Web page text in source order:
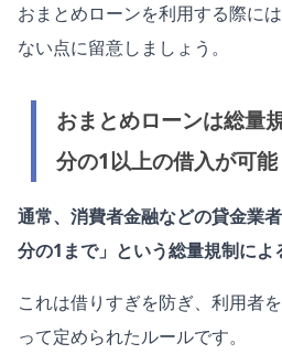
おまとめローンを利用する際に
ない点に留意しましょう。
おまとめローンは総量
分の1以上の借入が可能
通常、消費者金融などの貸金業
分の1まで」という総量規制によ
これは借りすぎを防ぎ、利用者
って定められたルールです。